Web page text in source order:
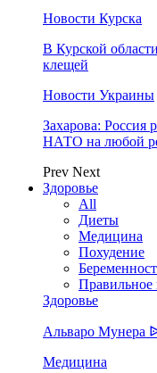
Новости Курска
В Курской
клещей
Новости Украины
Захарова: Россия
НАТО на любой
Prev Next
Здоровье
All
Диеты
Медицина
Похудение
Правильное
Здоровье
Альваро Мунера
Медицина